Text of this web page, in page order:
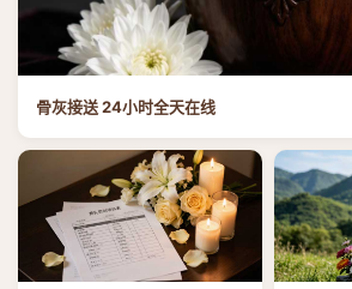
骨灰接送 24小时全天在线